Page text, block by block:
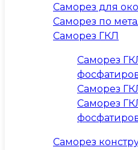
Саморез для
Саморез по
Саморез ГКЛ
Саморез
Саморез
Саморез
Саморез